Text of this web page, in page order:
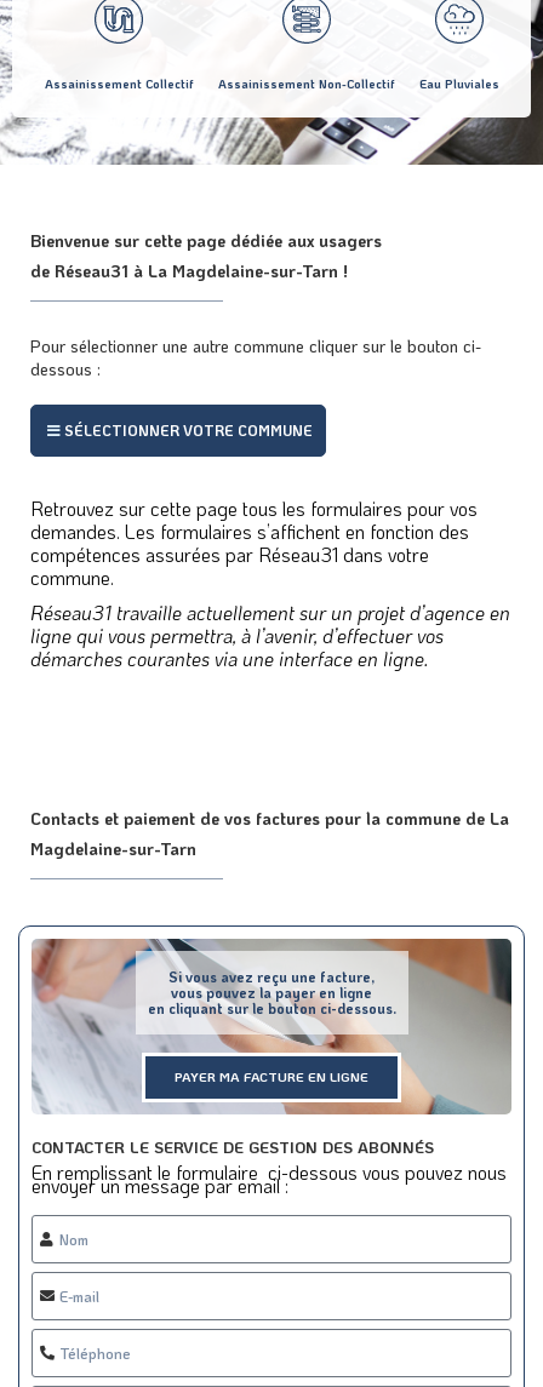
Assainissement Collectif Assainissement Non-Collectif Eau Pluviales
Bienvenue sur cette page dédiée aux usagers
de Réseau31 à La Magdelaine-sur-Tarn !
Pour sélectionner une autre commune cliquer sur le bouton ci-
dessous :
SÉLECTIONNER VOTRE COMMUNE
Retrouvez sur cette page tous les formulaires pour vos
demandes. Les formulaires s’affichent en fonction des
compétences assurées par Réseau31 dans votre
commune.
Réseau31 travaille actuellement sur un projet d’agence en
ligne qui vous permettra, à l’avenir, d’effectuer vos
démarches courantes via une interface en ligne.
Contacts et paiement de vos factures pour la commune de La
Magdelaine-sur-Tarn
Si vous avez reçu une facture,
vous pouvez la payer en ligne
en cliquant sur le bouton ci-dessous.
PAYER MA FACTURE EN LIGNE
CONTACTER LE SERVICE DE GESTION DES ABONNÉS
En remplissant le formulaire ci-dessous vous pouvez nous
envoyer un message par email :